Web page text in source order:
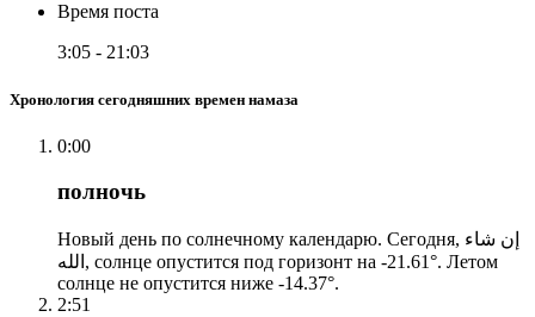
Время поста
3:05 - 21:03
Хронология сегодняшних времен намаза
0:00
полночь
Новый день по солнечному календарю. Сегодня, إن شاء
الله, солнце опустится под горизонт на -21.61°. Летом
солнце не опустится ниже -14.37°.
2:51